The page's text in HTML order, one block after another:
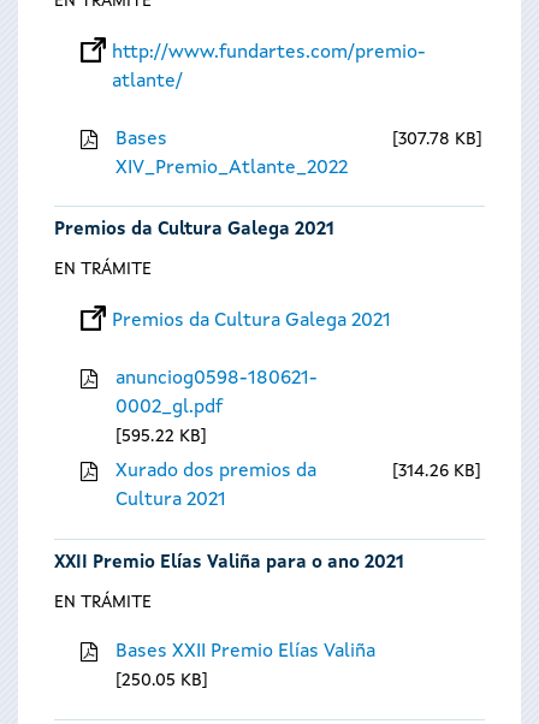
http://www.fundartes.com/premio-
atlante/
Bases
XIV_Premio_Atlante_2022
307.78 KB
Premios da Cultura Galega 2021
EN TRÁMITE
Premios da Cultura Galega 2021
anunciog0598-180621-
0002_gl.pdf
595.22 KB
Xurado dos premios da
Cultura 2021
314.26 KB
XXII Premio Elías Valiña para o ano 2021
EN TRÁMITE
Bases XXII Premio Elías Valiña
250.05 KB